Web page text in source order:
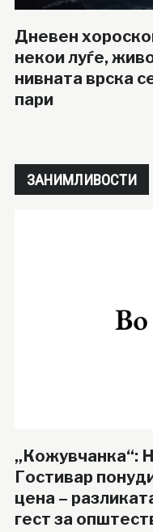
Дневен
некои луѓе,
нивната врска
пари
ЗАНИМЛИВОСТИ
„Кожувчанка“:
Гостивар
цена –
гест за